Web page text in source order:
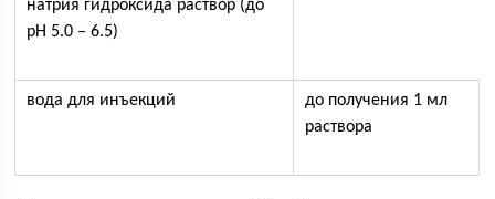
натрия гидроксида раствор (до
pH 5.0 – 6.5)
вода для инъекций
до получения 1 мл
раствора